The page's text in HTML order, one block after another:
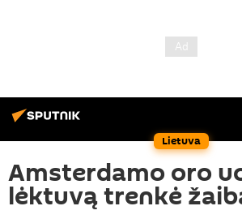
Lietuva
Amsterdamo oro
lėktuvą trenkė